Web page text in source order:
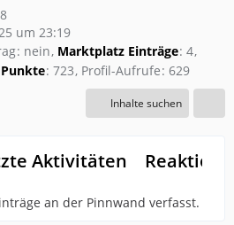
um 23:19
nein Marktplatz Einträge 4
Punkte 723 Profil-Aufrufe 629
Inhalte suchen
Aktivitäten
an der Pinnwand verfasst.